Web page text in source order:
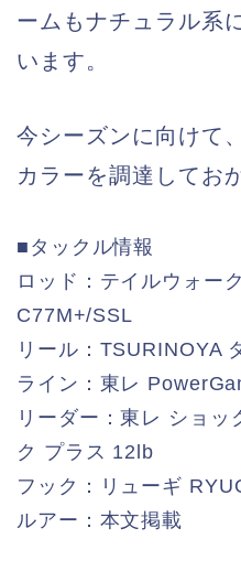
ームもナチュラル系
います。
今シーズンに向けて
カラーを調達してお
■タックル情報
ロッド：テイルウォー
C77M+/SSL
リール：TSURINOYA
ライン：東レ
リーダー：東レ ショッ
ク プラス 12lb
フック：リューギ
ルアー：本文掲載